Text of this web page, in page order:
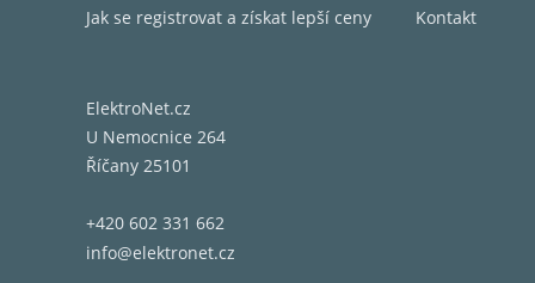
•
•
Jak se registrovat a získat lepší ceny
Kontakt
ElektroNet.cz
U Nemocnice 264
Říčany 25101
+420 602 331 662
info@elektronet.cz